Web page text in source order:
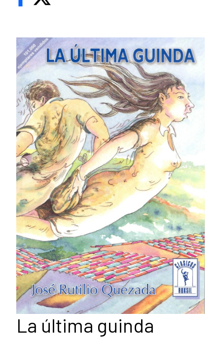
La última guinda